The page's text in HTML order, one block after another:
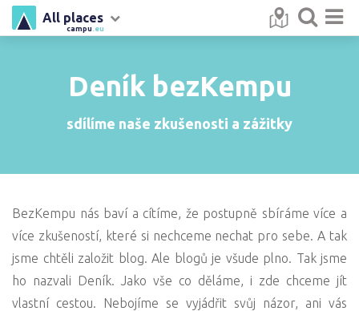
campu .eu
All places
Deník bezKempu
sdílíme naše zkušenosti a zážitky
BezKempu nás baví a cítíme, že postupně sbíráme více a
více zkušeností, které si nechceme nechat pro sebe. A tak
jsme chtěli založit blog. Ale blogů je všude plno. Tak jsme
ho nazvali Deník. Jako vše co děláme, i zde chceme jít
vlastní cestou. Nebojíme se vyjádřit svůj názor, ani vás